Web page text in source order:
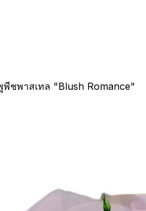
ชพาสเทล "Blush Romance"